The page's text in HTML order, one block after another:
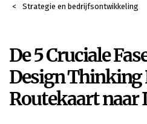
Strategie en bedrijfsontwikkeling
De 5 Cruciale
Design Thinking
Routekaart naar